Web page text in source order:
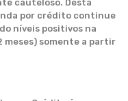
cauteloso. Desta
por crédito continue
níveis positivos na
meses) somente a partir